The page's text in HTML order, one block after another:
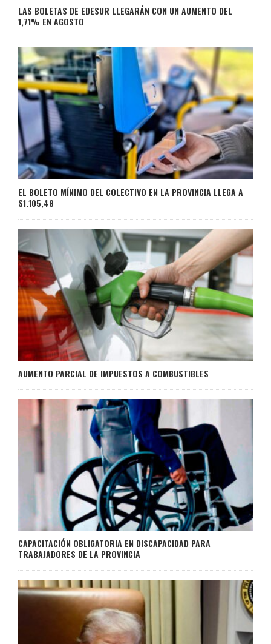
LAS BOLETAS DE EDESUR LLEGARÁN CON UN AUMENTO DEL
1,71% EN AGOSTO
EL BOLETO MÍNIMO DEL COLECTIVO EN LA PROVINCIA LLEGA A
$1.105,48
AUMENTO PARCIAL DE IMPUESTOS A COMBUSTIBLES
CAPACITACIÓN OBLIGATORIA EN DISCAPACIDAD PARA
TRABAJADORES DE LA PROVINCIA